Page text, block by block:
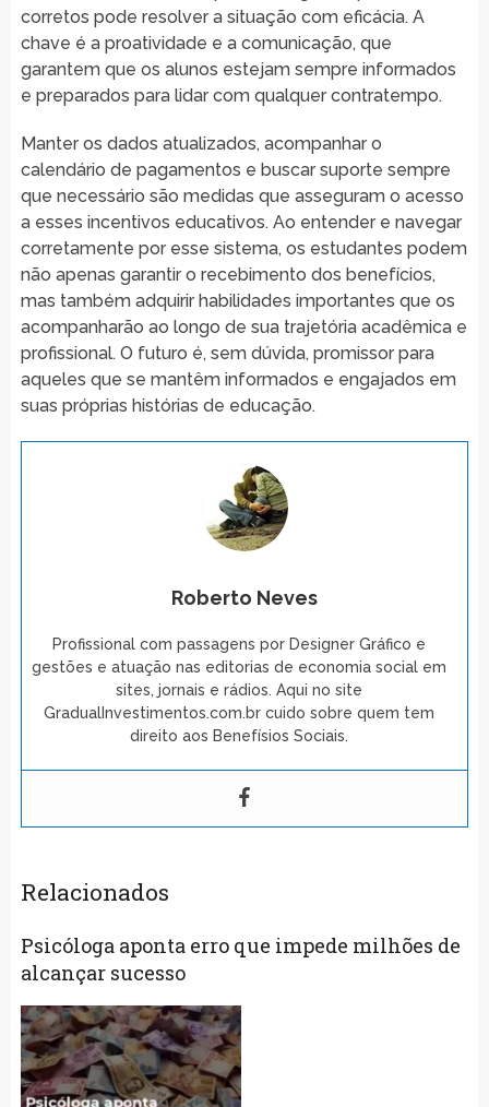
corretos pode resolver a situação com eficácia. A
chave é a proatividade e a comunicação, que
garantem que os alunos estejam sempre informados
e preparados para lidar com qualquer contratempo.
Manter os dados atualizados, acompanhar o
calendário de pagamentos e buscar suporte sempre
que necessário são medidas que asseguram o acesso
a esses incentivos educativos. Ao entender e navegar
corretamente por esse sistema, os estudantes podem
não apenas garantir o recebimento dos benefícios,
mas também adquirir habilidades importantes que os
acompanharão ao longo de sua trajetória acadêmica e
profissional. O futuro é, sem dúvida, promissor para
aqueles que se mantêm informados e engajados em
suas próprias histórias de educação.
Roberto Neves
Profissional com passagens por Designer Gráfico e
gestões e atuação nas editorias de economia social em
sites, jornais e rádios. Aqui no site
GradualInvestimentos.com.br cuido sobre quem tem
direito aos Benefísios Sociais.
Relacionados
Psicóloga aponta erro que impede milhões de
alcançar sucesso